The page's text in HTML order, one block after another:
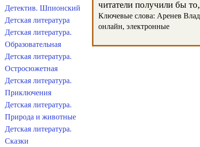
читатели получили бы
Ключевые слова: Аренев
онлайн, электронные
Детектив. Шпионский
Детская литература
Детская литература.
Образовательная
Детская литература.
Остросюжетная
Детская литература.
Приключения
Детская литература.
Природа и животные
Детская литература.
Сказки